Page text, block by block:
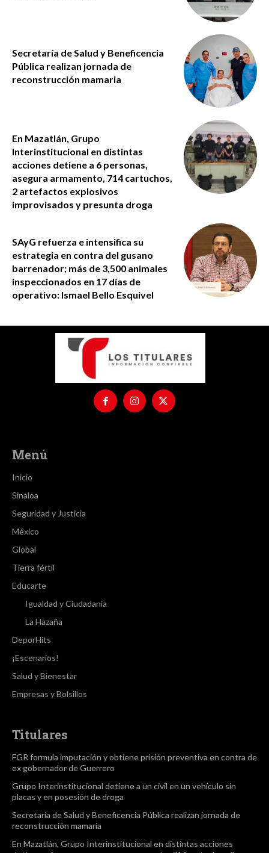
Secretaría de Salud y Beneficencia
Pública realizan jornada de
reconstrucción mamaria
En Mazatlán, Grupo
Interinstitucional en distintas
acciones detiene a 6 personas,
asegura armamento, 714 cartuchos,
2 artefactos explosivos
improvisados y presunta droga
SAyG refuerza e intensifica su
estrategia en contra del gusano
barrenador; más de 3,500 animales
inspeccionados en 17 días de
operativo: Ismael Bello Esquivel
Menú
Inicio
Sinaloa
Seguridad y Justicia
México
Global
Tierra fértil
Educarte
Igualdad y Ciudadanía
La Hazaña
DeporHits
¡Escenarios!
Salud y Bienestar
Empresas y Bolsillos
Titulares
FGR formula imputación y obtiene prisión preventiva en contra de
ex gobernador de Guerrero
Grupo Interinstitucional detiene a un civil en un vehículo sin
placas y en posesión de droga
Secretaría de Salud y Beneficencia Pública realizan jornada de
reconstrucción mamaria
En Mazatlán, Grupo Interinstitucional en distintas acciones